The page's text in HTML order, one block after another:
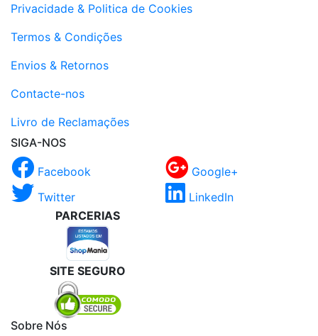
Privacidade & Politica de Cookies
Termos & Condições
Envios & Retornos
Contacte-nos
Livro de Reclamações
SIGA-NOS
Facebook
Google+
Twitter
LinkedIn
PARCERIAS
SITE SEGURO
Sobre Nós